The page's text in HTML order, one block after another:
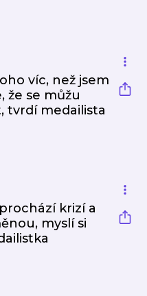
víc, než jsem
že se můžu
tvrdí medailista
krizí a
myslí si